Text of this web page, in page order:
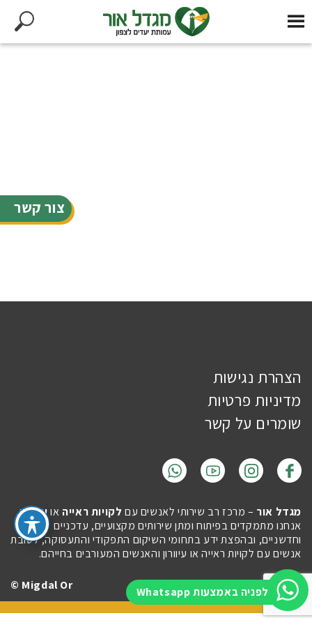
צור קשר
לפניה באמצעות Whatsapp
הצהרת נגישות
מדיניות פרטיות
שומרים על קשר
מגדל אור – מרכז רב שירותי לאנשים עם לקויות ראייה אועיוורון.
אנחנו מתמקדים בפיתוח ומתן שירותים מקצועיים, עדכניים
וחדשניים, ובהפצת ידע בתחומי השיקום התפקודי והתעסוקה, לטובת
אנשים עם לקויות ראייה או עיוורון והאנשים המעורבים בחייהם.
Imaginet
Migdal Or ©